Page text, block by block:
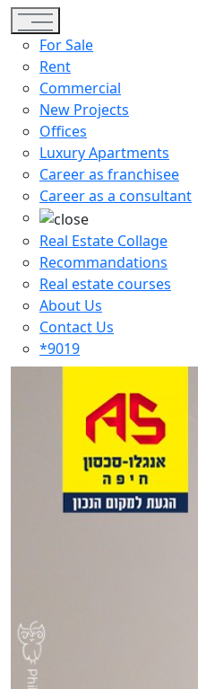
Toggle navigation
For Sale
Rent
Commercial
New Projects
Offices
Luxury Apartments
Career as franchisee
Career as a consultant
Real Estate Collage
Recommandations
Real estate courses
About Us
Contact Us
*9019